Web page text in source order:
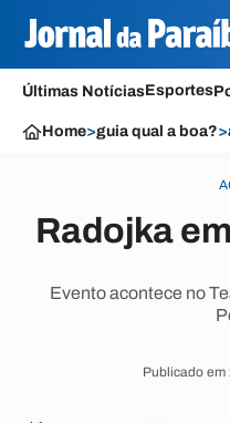
Últimas NotíciasEsportes
Home>guia qual a boa?>
Radojka
Evento acontece no
Publicado em